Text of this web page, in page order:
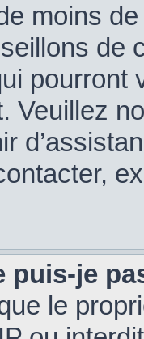
moins
de
pourront
Veuillez
puis-je
le